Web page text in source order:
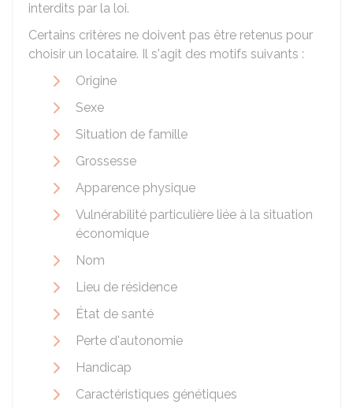
interdits par la loi.
Certains critères ne doivent pas être retenus pour
choisir un locataire. Il s'agit des motifs suivants :
Origine
Sexe
Situation de famille
Grossesse
Apparence physique
Vulnérabilité particulière liée à la situation
économique
Nom
Lieu de résidence
État de santé
Perte d'autonomie
Handicap
Caractéristiques génétiques